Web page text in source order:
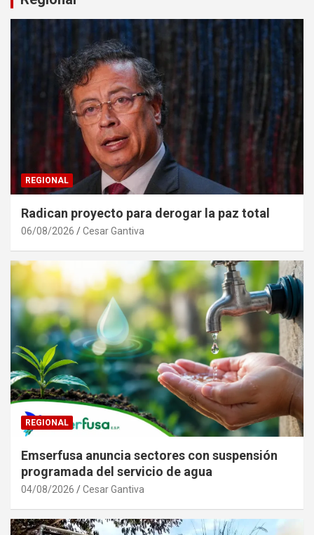
REGIONAL
Radican proyecto para derogar la paz total
06/08/2026 Cesar Gantiva
REGIONAL
Emserfusa anuncia sectores con suspensión
programada del servicio de agua
04/08/2026 Cesar Gantiva